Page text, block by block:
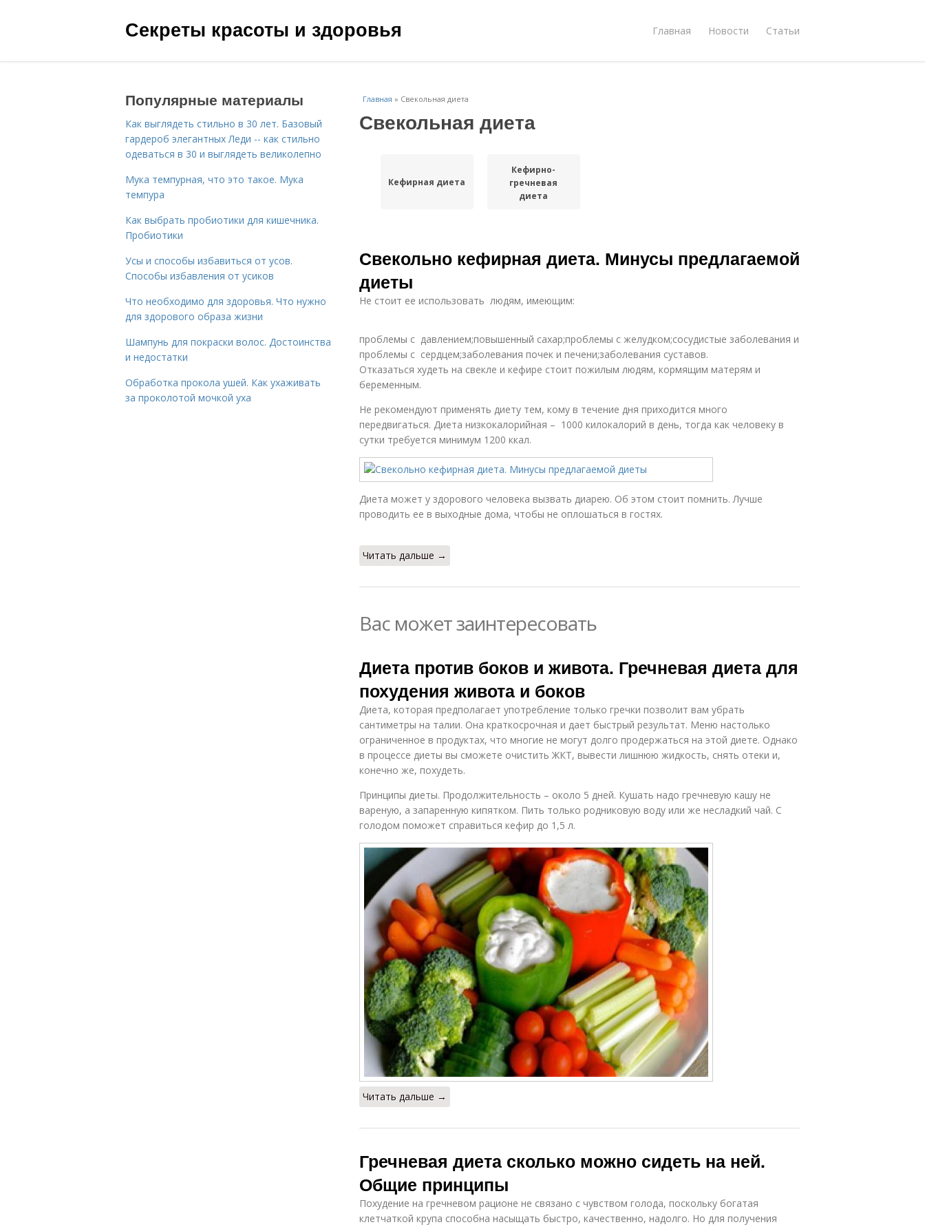
Секреты красоты и здоровья Главная Новости Статьи
Главная » Свекольная диета
Свекольная диета
Кефирная диета
Кефирно-
гречневая
диета
Свекольно кефирная диета. Минусы предлагаемой
диеты
Не стоит ее использовать людям, имеющим:
проблемы с давлением;повышенный сахар;проблемы с желудком;сосудистые заболевания и
проблемы с сердцем;заболевания почек и печени;заболевания суставов.
Отказаться худеть на свекле и кефире стоит пожилым людям, кормящим матерям и
беременным.
Не рекомендуют применять диету тем, кому в течение дня приходится много
передвигаться. Диета низкокалорийная – 1000 килокалорий в день, тогда как человеку в
сутки требуется минимум 1200 ккал.
Диета может у здорового человека вызвать диарею. Об этом стоит помнить. Лучше
проводить ее в выходные дома, чтобы не оплошаться в гостях.
Читать дальше →
Вас может заинтересовать
Диета против боков и живота. Гречневая диета для
похудения живота и боков
Диета, которая предполагает употребление только гречки позволит вам убрать
сантиметры на талии. Она краткосрочная и дает быстрый результат. Меню настолько
ограниченное в продуктах, что многие не могут долго продержаться на этой диете. Однако
в процессе диеты вы сможете очистить ЖКТ, вывести лишнюю жидкость, снять отеки и,
конечно же, похудеть.
Принципы диеты. Продолжительность – около 5 дней. Кушать надо гречневую кашу не
вареную, а запаренную кипятком. Пить только родниковую воду или же несладкий чай. С
голодом поможет справиться кефир до 1,5 л.
Читать дальше →
Гречневая диета сколько можно сидеть на ней.
Общие принципы
Похудение на гречневом рационе не связано с чувством голода, поскольку богатая
клетчаткой крупа способна насыщать быстро, качественно, надолго. Но для получения
Популярные материалы
Как выглядеть стильно в 30 лет. Базовый
гардероб элегантных Леди -- как стильно
одеваться в 30 и выглядеть великолепно
Мука темпурная, что это такое. Мука
темпура
Как выбрать пробиотики для кишечника.
Пробиотики
Усы и способы избавиться от усов.
Способы избавления от усиков
Что необходимо для здоровья. Что нужно
для здорового образа жизни
Шампунь для покраски волос. Достоинства
и недостатки
Обработка прокола ушей. Как ухаживать
за проколотой мочкой уха